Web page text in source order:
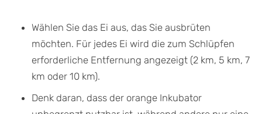
Wählen Sie das Ei aus, das Sie ausbrüten
möchten. Für jedes Ei wird die zum Schlüpfen
erforderliche Entfernung angezeigt (2 km, 5 km, 7
km oder 10 km).
Denk daran, dass der orange Inkubator